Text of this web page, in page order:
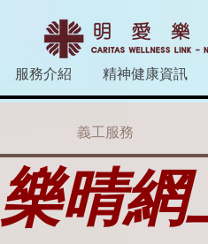
服務介紹 精神健康資訊
義工服務
樂晴網